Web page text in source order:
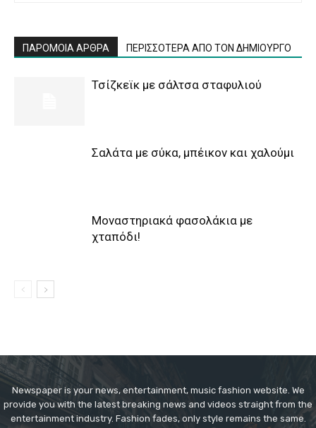
ΠΑΡΟΜΟΙΑ ΑΡΘΡΑ ΠΕΡΙΣΣΟΤΕΡΑ ΑΠΟ ΤΟΝ ΔΗΜΙΟΥΡΓΟ
Τσίζκεϊκ με σάλτσα σταφυλιού
Σαλάτα με σύκα, μπέικον και χαλούμι
Μοναστηριακά φασολάκια με
χταπόδι!
Newspaper is your news, entertainment, music fashion website. We
provide you with the latest breaking news and videos straight from the
entertainment industry. Fashion fades, only style remains the same.